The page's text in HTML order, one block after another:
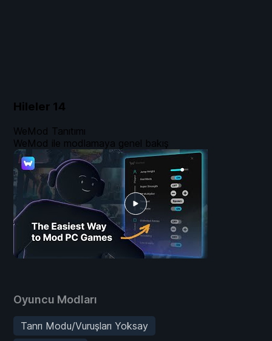
Hileler 14
Oyuncu Modları
Tanrı Modu/Vuruşları Yoksay
WeMod Tanıtımı
WeMod ile modlamaya genel bakış